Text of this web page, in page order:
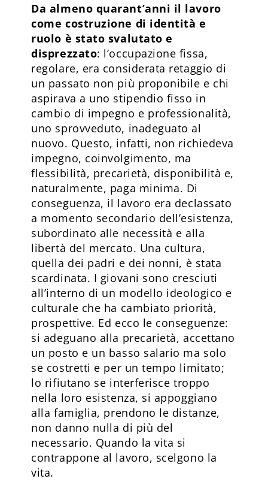
Da almeno quarant’anni il lavoro
come costruzione di identità e
ruolo è stato svalutato e
disprezzato: l’occupazione fissa,
regolare, era considerata retaggio di
un passato non più proponibile e chi
aspirava a uno stipendio fisso in
cambio di impegno e professionalità,
uno sprovveduto, inadeguato al
nuovo. Questo, infatti, non richiedeva
impegno, coinvolgimento, ma
flessibilità, precarietà, disponibilità e,
naturalmente, paga minima. Di
conseguenza, il lavoro era declassato
a momento secondario dell’esistenza,
subordinato alle necessità e alla
libertà del mercato. Una cultura,
quella dei padri e dei nonni, è stata
scardinata. I giovani sono cresciuti
all’interno di un modello ideologico e
culturale che ha cambiato priorità,
prospettive. Ed ecco le conseguenze:
si adeguano alla precarietà, accettano
un posto e un basso salario ma solo
se costretti e per un tempo limitato;
lo rifiutano se interferisce troppo
nella loro esistenza, si appoggiano
alla famiglia, prendono le distanze,
non danno nulla di più del
necessario. Quando la vita si
contrappone al lavoro, scelgono la
vita.